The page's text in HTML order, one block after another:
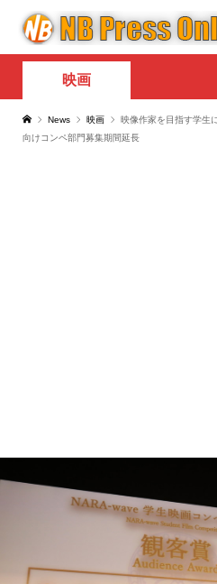
映画
News 映画
映像作家を目指す学生
向けコンペ部門募集期間延長